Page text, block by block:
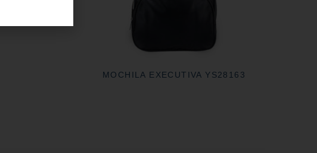
MOCHILA EXECUTIVA YS28163